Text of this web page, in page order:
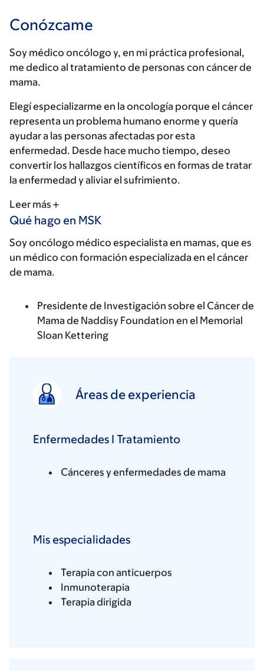
Conózcame
Soy médico oncólogo y, en mi práctica profesional,
me dedico al tratamiento de personas con cáncer de
mama.
Elegí especializarme en la oncología porque el cáncer
representa un problema humano enorme y quería
ayudar a las personas afectadas por esta
enfermedad. Desde hace mucho tiempo, deseo
convertir los hallazgos científicos en formas de tratar
la enfermedad y aliviar el sufrimiento.
Leer más
Qué hago en MSK
Soy oncólogo médico especialista en mamas, que es
un médico con formación especializada en el cáncer
de mama.
Presidente de Investigación sobre el Cáncer de
Mama de Naddisy Foundation en el Memorial
Sloan Kettering
Áreas de experiencia
Enfermedades I Tratamiento
Cánceres y enfermedades de mama
Mis especialidades
Terapia con anticuerpos
Inmunoterapia
Terapia dirigida